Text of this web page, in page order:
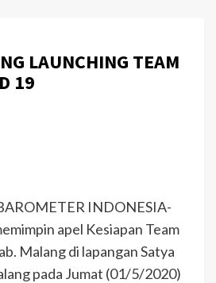
LAUNCHING TEAM
19
INDONESIA-
apel Kesiapan Team
Malang di lapangan Satya
pada Jumat (01/5/2020)